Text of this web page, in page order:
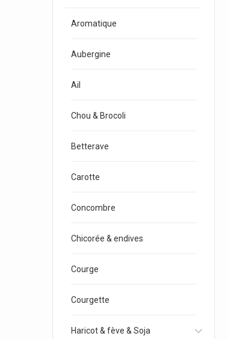
Aromatique
Aubergine
Ail
Chou & Brocoli
Betterave
Carotte
Concombre
Chicorée & endives
Courge
Courgette
Haricot & fève & Soja